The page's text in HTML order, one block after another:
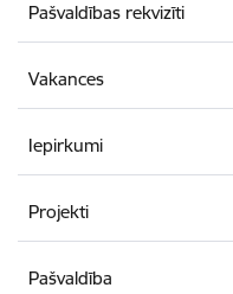
Pašvaldības rekvizīti
Vakances
Iepirkumi
Projekti
Pašvaldība